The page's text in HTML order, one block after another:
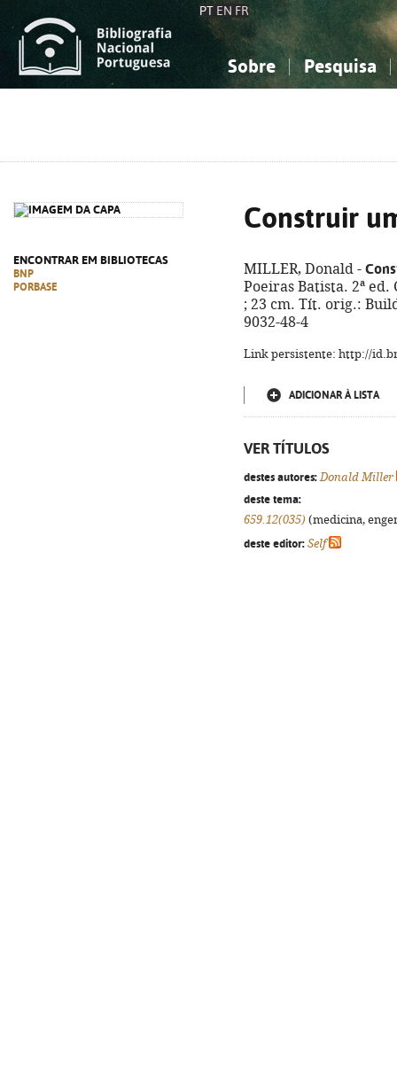
PT EN FR
Sobre Pesquisa
ENCONTRAR EM BIBLIOTECAS
BNP
PORBASE
Construir
MILLER, Donald -
Poeiras Batista. 2ª ed.
; 23 cm. Tít. orig.:
9032-48-4
Link persistente: http://
ADICIONAR À LISTA
VER TÍTULOS
destes autores: Donald Miller
deste tema:
659.12(035) (medicina,
deste editor: Self